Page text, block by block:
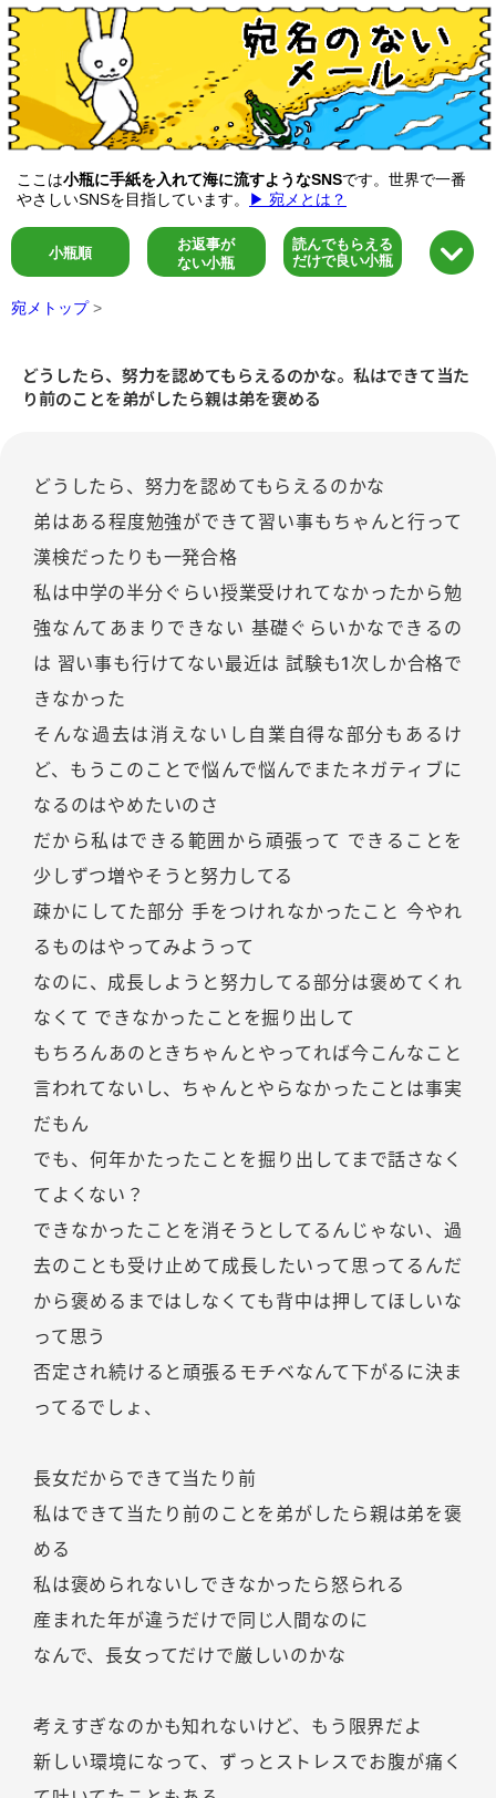
ここは小瓶に手紙を入れて海に流すようなSNSです。世界で一番
やさしいSNSを目指しています。
▶ 宛メとは？
小瓶順
お返事が
ない小瓶
読んでもらえる
だけで良い小瓶
宛メトップ >
どうしたら、努力を認めてもらえるのかな。私はできて当た
り前のことを弟がしたら親は弟を褒める
どうしたら、努力を認めてもらえるのかな
弟はある程度勉強ができて習い事もちゃんと行って
漢検だったりも一発合格
私は中学の半分ぐらい授業受けれてなかったから勉
強なんてあまりできない 基礎ぐらいかなできるの
は 習い事も行けてない最近は 試験も1次しか合格で
きなかった
そんな過去は消えないし自業自得な部分もあるけ
ど、もうこのことで悩んで悩んでまたネガティブに
なるのはやめたいのさ
だから私はできる範囲から頑張って できることを
少しずつ増やそうと努力してる
疎かにしてた部分 手をつけれなかったこと 今やれ
るものはやってみようって
なのに、成長しようと努力してる部分は褒めてくれ
なくて できなかったことを掘り出して
もちろんあのときちゃんとやってれば今こんなこと
言われてないし、ちゃんとやらなかったことは事実
だもん
でも、何年かたったことを掘り出してまで話さなく
てよくない？
できなかったことを消そうとしてるんじゃない、過
去のことも受け止めて成長したいって思ってるんだ
から褒めるまではしなくても背中は押してほしいな
って思う
否定され続けると頑張るモチベなんて下がるに決ま
ってるでしょ、
長女だからできて当たり前
私はできて当たり前のことを弟がしたら親は弟を褒
める
私は褒められないしできなかったら怒られる
産まれた年が違うだけで同じ人間なのに
なんで、長女ってだけで厳しいのかな
考えすぎなのかも知れないけど、もう限界だよ
新しい環境になって、ずっとストレスでお腹が痛く